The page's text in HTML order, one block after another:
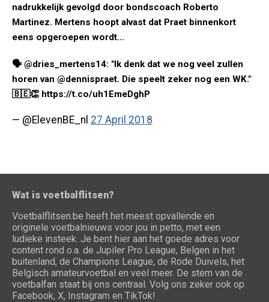
nadrukkelijk gevolgd door bondscoach Roberto
Martinez. Mertens hoopt alvast dat Praet binnenkort
eens opgeroepen wordt...
🗣 @dries_mertens14: "Ik denk dat we nog veel zullen
horen van @dennispraet. Die speelt zeker nog een WK."
🇧🇪👏 https://t.co/uh1EmeDghP
— @ElevenBE_nl 27 April 2018
Wat is voetbalflitsen?
Voetbalflitsen.be heeft het meest opvallende en
originele voetbalnieuws voor jou in petto, met een
ludieke insteek. Je bent hier aan het goede adres voor
content rond o.a. de Jupiler Pro League, Belgen in het
buitenland, de Champions League, de Rode Duivels, het
Belgisch amateurvoetbal en veel meer. De stem van de
voetbalfan staat bij ons centraal. Volg ons zeker ook op
Facebook, X, Instagram en TikTok!